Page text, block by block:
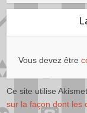
Vous devez être
Ce site utilise
sur la façon dont les